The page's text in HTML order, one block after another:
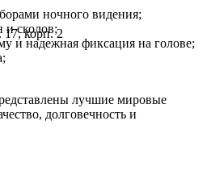
ночного видения;
и сколов;
и надежная фиксация на голове;
лучшие мировые
долговечность и
17, корп. 2